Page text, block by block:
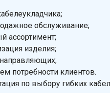
обслуживание;
ассортимент;
изделия;
потребности клиентов.
по выбору гибких